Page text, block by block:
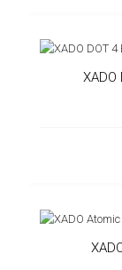
XADO